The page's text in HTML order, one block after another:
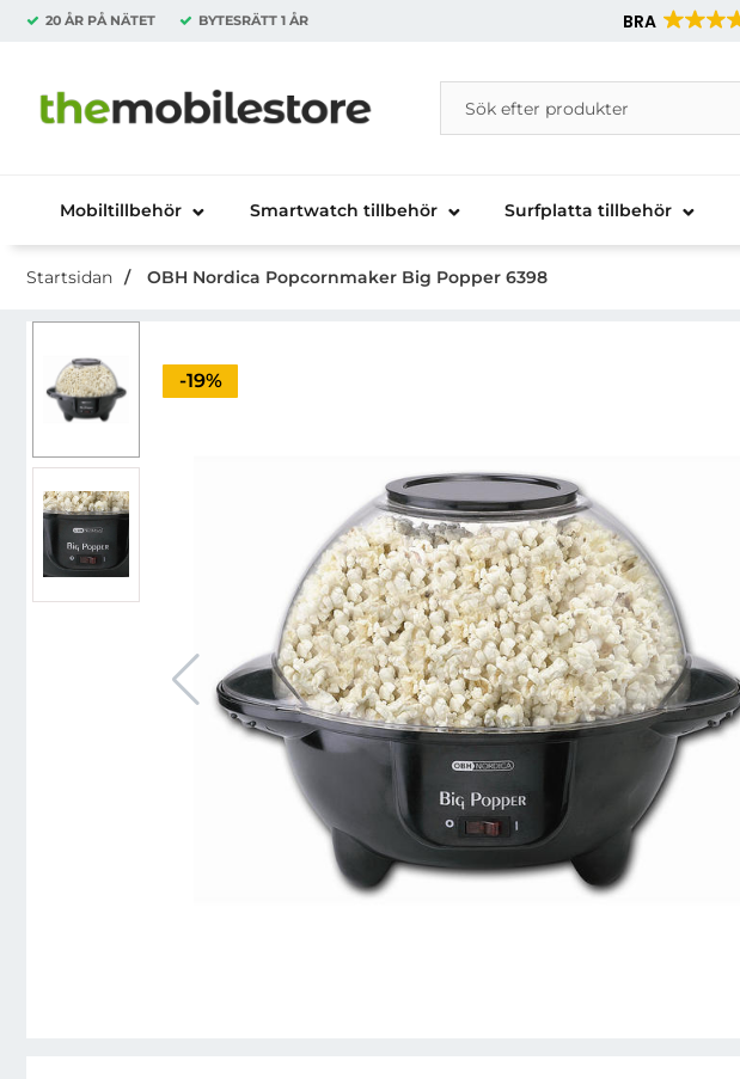
20 ÅR PÅ NÄTET BYTESRÄTT 1 ÅR BRA
Startsidan för Danira Telecom AB
Sök
Sök på Danira Telecom AB
Mobiltillbehör Smartwatch tillbehör Surfplatta tillbehör
Startsidan OBH Nordica Popcornmaker Big Popper 6398
Priset är nedsatt med
-19%